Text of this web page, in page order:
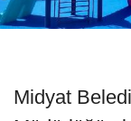
Midyat